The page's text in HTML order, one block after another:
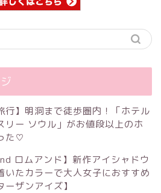
行】明洞まで徒歩圏内！「ホテル
リー ソウル」がお値段以上のホ
た♡
ロムアンド】新作アイシャドウ
いたカラーで大人女子におすすめ
ザンアイズ】